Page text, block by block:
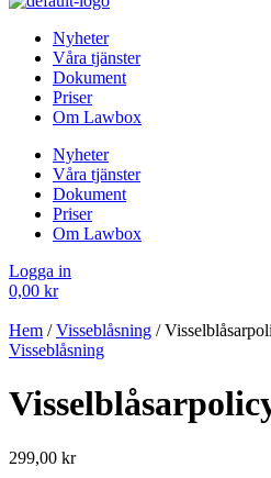
Nyheter
Våra tjänster
Dokument
Priser
Om Lawbox
Nyheter
Våra tjänster
Dokument
Priser
Om Lawbox
Logga in
0,00 kr
Hem /Visseblåsning /
Visseblåsning
299,00 kr